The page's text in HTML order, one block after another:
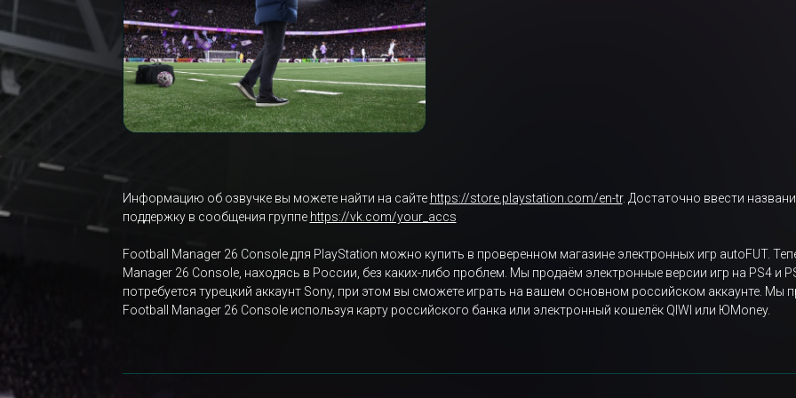
Информацию об озвучке вы можете найти на сайте https://store.playstation.com/en-tr. Достаточно ввести
поддержку в сообщения группе https://vk.com/your_accs
Football Manager 26 Console для PlayStation можно купить в проверенном магазине электронных игр autoFUT.
Manager 26 Console, находясь в России, без каких-либо проблем. Мы продаём электронные версии игр на PS4 и
потребуется турецкий аккаунт Sony, при этом вы сможете играть на вашем основном российском аккаунте. Мы
Football Manager 26 Console используя карту российского банка или электронный кошелёк QIWI или ЮMoney.